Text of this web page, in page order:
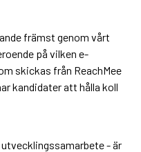
främst genom vårt
på vilken e-
skickas från ReachMee
kandidater att hålla koll
- är